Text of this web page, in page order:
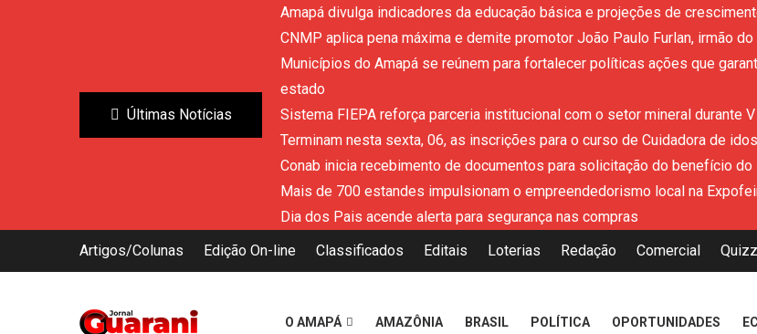
Últimas Notícias
Amapá divulga indicadores da educação básica e projeções de
CNMP aplica pena máxima e demite promotor João Paulo Furlan, irmão
Municípios do Amapá se reúnem para fortalecer políticas ações que
estado
Sistema FIEPA reforça parceria institucional com o setor mineral durante
Terminam nesta sexta, 06, as inscrições para o curso de Cuidadora de
Conab inicia recebimento de documentos para solicitação do benefício do
Mais de 700 estandes impulsionam o empreendedorismo local na
Dia dos Pais acende alerta para segurança nas compras
Artigos/Colunas
Edição On-line Classificados Editais Loterias Redação Comercial
O AMAPÁ AMAZÔNIA BRASIL POLÍTICA OPORTUNIDADES